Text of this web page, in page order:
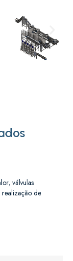
válvulas
realização de